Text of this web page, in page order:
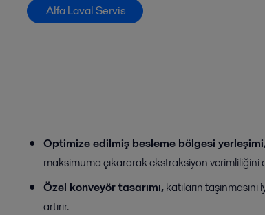
Alfa Laval Servis
Optimize edilmiş besleme bölgesi yerleşimi
maksimuma çıkararak ekstraksiyon verimliliğini
Özel konveyör tasarımı,katıların taşınmasını
artırır.